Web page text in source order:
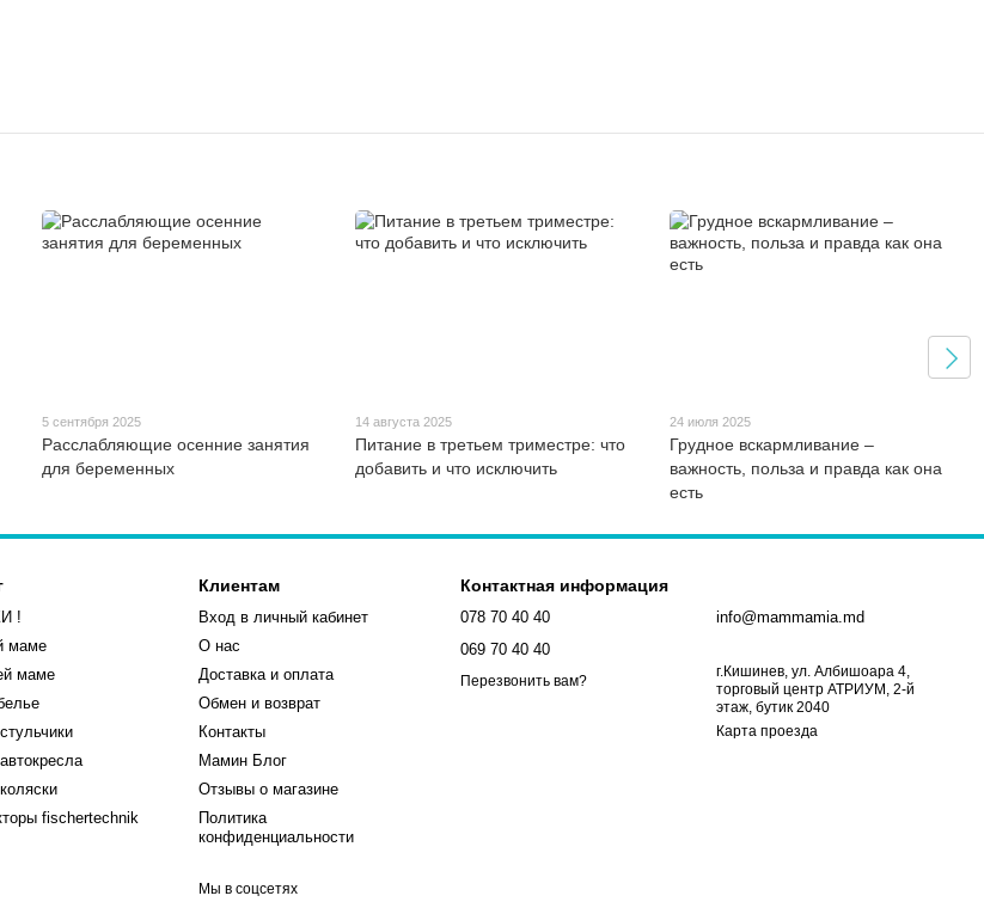
5 сентября 2025
Расслабляющие осенние занятия
для беременных
14 августа 2025
Питание в третьем триместре: что
добавить и что исключить
24 июля 2025
Грудное вскармливание –
важность, польза и правда как она
есть
!
маме
маме
fischertechnik
Клиентам
Вход в личный кабинет
О нас
Доставка и оплата
Обмен и возврат
Контакты
Мамин Блог
Отзывы о магазине
Политика
конфиденциальности
Мы в соцсетях
Контактная информация
078 70 40 40
069 70 40 40
Перезвонить вам?
info@mammamia.md
г.Кишинев, ул. Албишоара 4,
торговый центр АТРИУМ, 2-й
этаж, бутик 2040
Карта проезда